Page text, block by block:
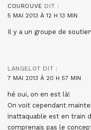
COUROUVE DIT :
5 MAI 2013 À 12 H 13 MIN
Il y a un groupe de
LANGELOT DIT :
7 MAI 2013 À 20 H 57 MIN
hé oui, on en est là!
On voit cependant
inattaquable est en train
comprenais pas le